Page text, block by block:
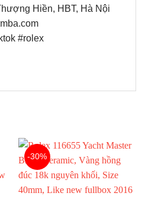
Hiền, HBT, Hà Nội
#rolex
-30%